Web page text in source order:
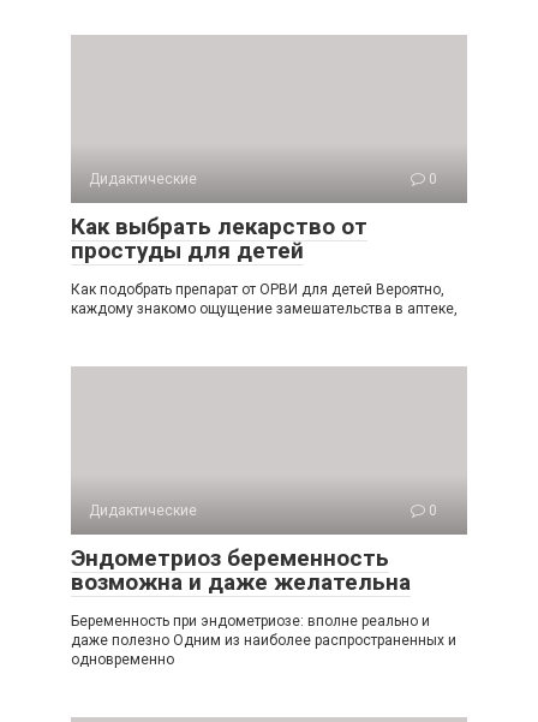
Дидактические 0
Как выбрать лекарство от
простуды для детей
Как подобрать препарат от ОРВИ для детей Вероятно,
каждому знакомо ощущение замешательства в аптеке,
Дидактические 0
Эндометриоз беременность
возможна и даже желательна
Беременность при эндометриозе: вполне реально и
даже полезно Одним из наиболее распространенных и
одновременно